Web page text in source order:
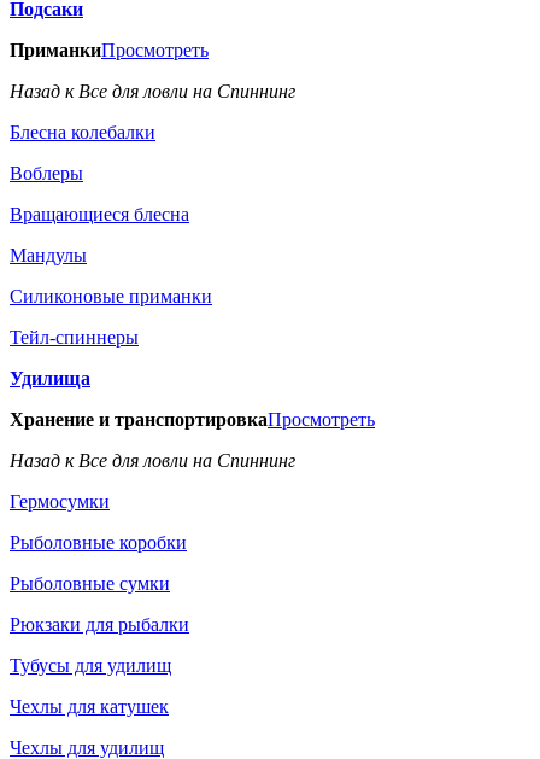
Подсаки
ПриманкиПросмотреть
Назад к Все для ловли на Спиннинг
Блесна колебалки
Воблеры
Вращающиеся блесна
Мандулы
Силиконовые приманки
Тейл-спиннеры
Удилища
Хранение и транспортировкаПросмотреть
Назад к Все для ловли на Спиннинг
Гермосумки
Рыболовные коробки
Рыболовные сумки
Рюкзаки для рыбалки
Тубусы для удилищ
Чехлы для катушек
Чехлы для удилищ